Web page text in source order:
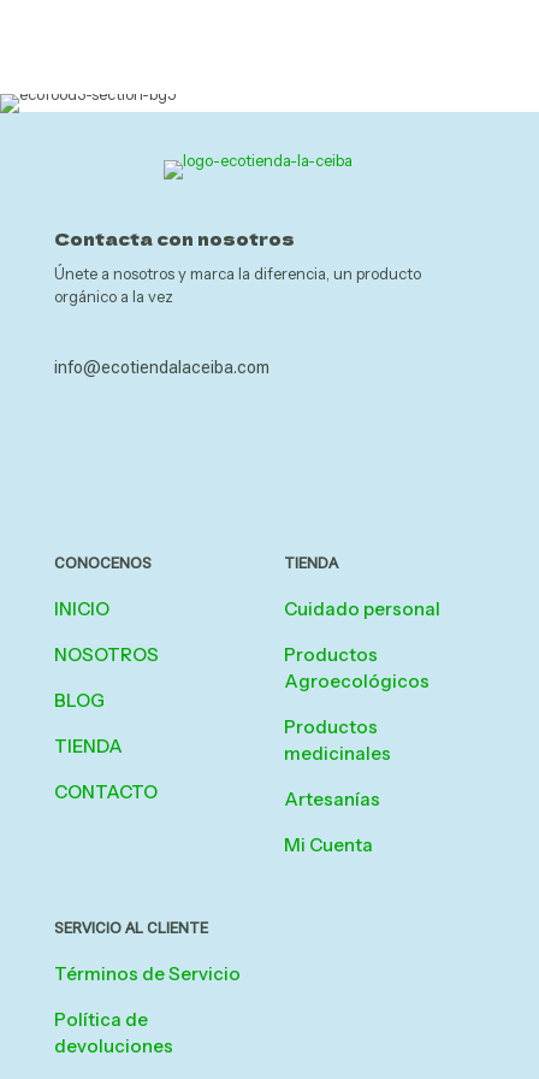
Contacta con nosotros
Únete a nosotros y marca la diferencia, un producto
orgánico a la vez
info@ecotiendalaceiba.com
CONOCENOS
INICIO
NOSOTROS
BLOG
TIENDA
CONTACTO
TIENDA
Cuidado personal
Productos
Agroecológicos
Productos
medicinales
Artesanías
Mi Cuenta
SERVICIO AL CLIENTE
Términos de Servicio
Política de
devoluciones